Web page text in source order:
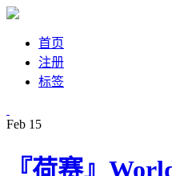
首页
注册
标签
Feb 15
『荷赛』